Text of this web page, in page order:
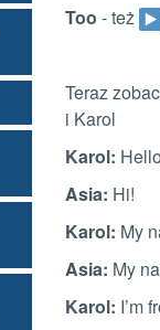
Too - też
Teraz
i Karol
Karol:
Asia: Hi!
Karol: My
Asia: My
Karol: I’m